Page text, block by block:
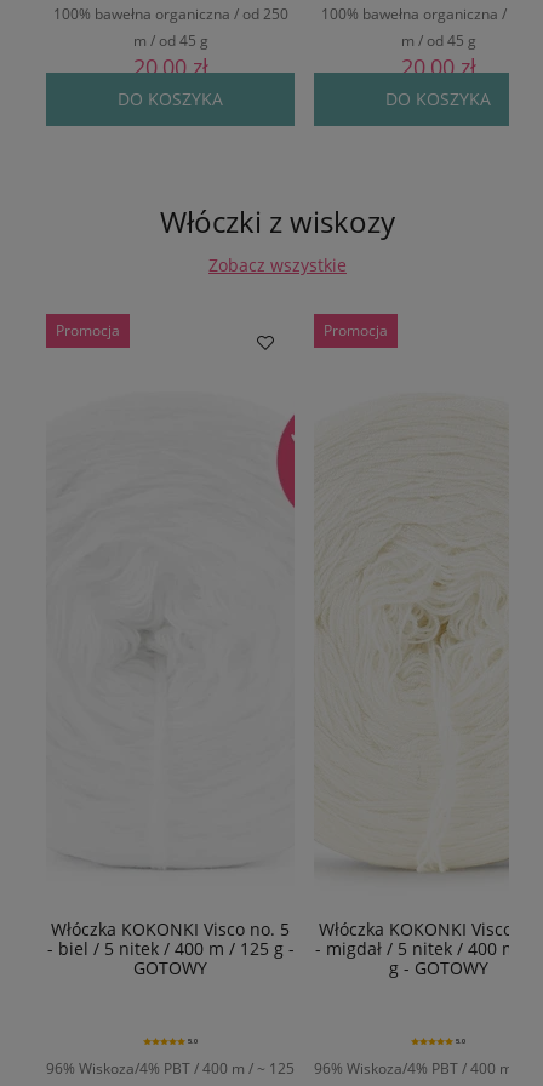
100% bawełna organiczna / od 250
m / od 45 g
20,00 zł
DO KOSZYKA
100% bawełna organiczna / od
m / od 45 g
20,00 zł
DO KOSZYKA
Włóczki z wiskozy
Zobacz wszystkie
Włóczka KOKONKI Visco no. 5
- biel / 5 nitek / 400 m / 125 g -
GOTOWY
96% Wiskoza/4% PBT / 400 m / ~ 125
5.0
Promocja
Włóczka KOKONKI Visco
- migdał / 5 nitek / 400 m /
g - GOTOWY
96% Wiskoza/4% PBT / 400 m / ~
5.0
Promocja